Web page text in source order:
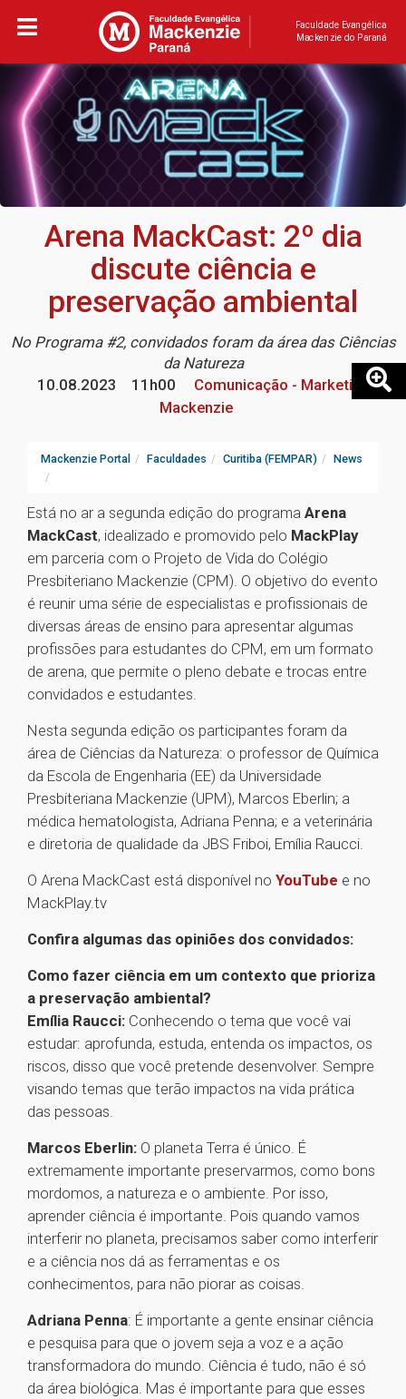
Faculdade Evangélica
Mackenzie do Paraná
Arena MackCast: 2º dia
discute ciência e
preservação ambiental
No Programa #2, convidados foram da área das Ciências
da Natureza
10.08.2023
11h00
Comunicação - Marketing
Mackenzie
Mackenzie Portal Faculdades Curitiba (FEMPAR) News
Está no ar a segunda edição do programa Arena
MackCast, idealizado e promovido pelo MackPlay
em parceria com o Projeto de Vida do Colégio
Presbiteriano Mackenzie (CPM). O objetivo do evento
é reunir uma série de especialistas e profissionais de
diversas áreas de ensino para apresentar algumas
profissões para estudantes do CPM, em um formato
de arena, que permite o pleno debate e trocas entre
convidados e estudantes.
Nesta segunda edição os participantes foram da
área de Ciências da Natureza: o professor de Química
da Escola de Engenharia (EE) da Universidade
Presbiteriana Mackenzie (UPM), Marcos Eberlin; a
médica hematologista, Adriana Penna; e a veterinária
e diretoria de qualidade da JBS Friboi, Emília Raucci.
O Arena MackCast está disponível no YouTube e no
MackPlay.tv
Confira algumas das opiniões dos convidados:
Como fazer ciência em um contexto que prioriza
a preservação ambiental?
Emília Raucci: Conhecendo o tema que você vai
estudar: aprofunda, estuda, entenda os impactos, os
riscos, disso que você pretende desenvolver. Sempre
visando temas que terão impactos na vida prática
das pessoas.
Marcos Eberlin: O planeta Terra é único. É
extremamente importante preservarmos, como bons
mordomos, a natureza e o ambiente. Por isso,
aprender ciência é importante. Pois quando vamos
interferir no planeta, precisamos saber como interferir
e a ciência nos dá as ferramentas e os
conhecimentos, para não piorar as coisas.
Adriana Penna: É importante a gente ensinar ciência
e pesquisa para que o jovem seja a voz e a ação
transformadora do mundo. Ciência é tudo, não é só
da área biológica. Mas é importante para que esses